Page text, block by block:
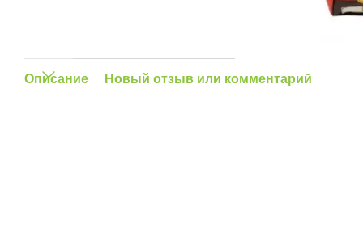
Описание Новый отзыв или комментарий